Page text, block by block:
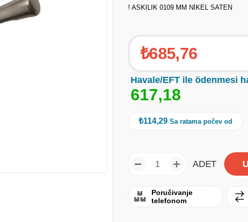
! ASKILIK 0109 MM NİKEL SATEN
₺685,76
Havale/EFT ile ödenmesi
617,18
₺114,29 Sa ratama počev od
ADET
Poručivanje
telefonom